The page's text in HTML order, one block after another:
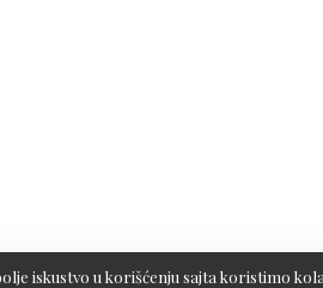
iskustvo u korišćenju sajta koristimo